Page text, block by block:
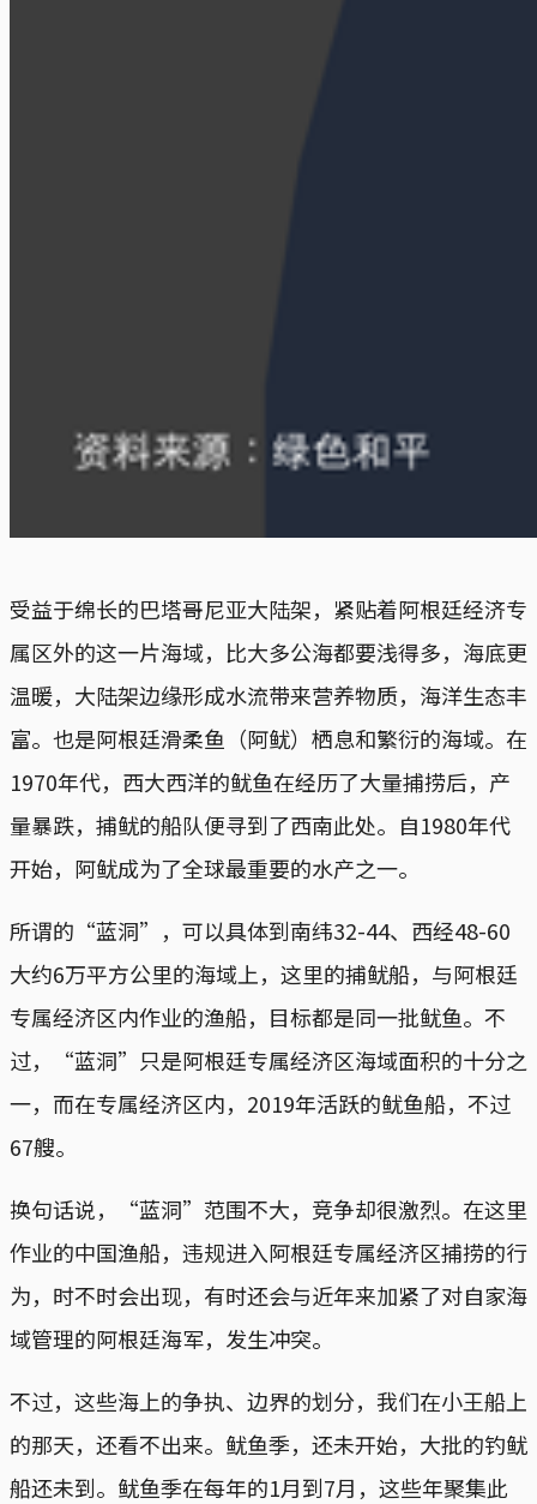
受益于绵长的巴塔哥尼亚大陆架，紧贴着阿根廷经济专
属区外的这一片海域，比大多公海都要浅得多，海底更
温暖，大陆架边缘形成水流带来营养物质，海洋生态丰
富。也是阿根廷滑柔鱼（阿鱿）栖息和繁衍的海域。在
1970年代，西大西洋的鱿鱼在经历了大量捕捞后，产
量暴跌，捕鱿的船队便寻到了西南此处。自1980年代
开始，阿鱿成为了全球最重要的水产之一。
所谓的“蓝洞”，可以具体到南纬32-44、西经48-60
大约6万平方公里的海域上，这里的捕鱿船，与阿根廷
专属经济区内作业的渔船，目标都是同一批鱿鱼。不
过，“蓝洞”只是阿根廷专属经济区海域面积的十分之
一，而在专属经济区内，2019年活跃的鱿鱼船，不过
67艘。
换句话说，“蓝洞”范围不大，竞争却很激烈。在这里
作业的中国渔船，违规进入阿根廷专属经济区捕捞的行
为，时不时会出现，有时还会与近年来加紧了对自家海
域管理的阿根廷海军，发生冲突。
不过，这些海上的争执、边界的划分，我们在小王船上
的那天，还看不出来。鱿鱼季，还未开始，大批的钓鱿
船还未到。鱿鱼季在每年的1月到7月，这些年聚集此